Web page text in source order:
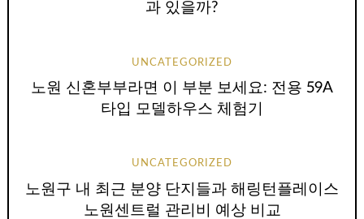
과 있을까?
UNCATEGORIZED
노원 신혼부부라면 이 부분 보세요: 전용 59A
타입 모델하우스 체험기
UNCATEGORIZED
노원구 내 최근 분양 단지들과 해링턴플레이스
노원센트럴 관리비 예상 비교